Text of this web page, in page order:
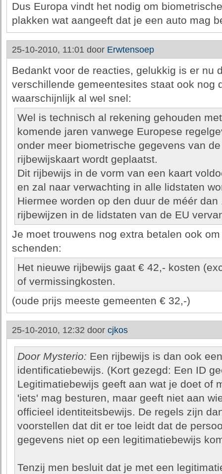
Dus Europa vindt het nodig om
plakken wat aangeeft dat je een auto mag
25-10-2010, 11:01 door Erwtensoep
Bedankt voor de reacties, gelukkig is er nu
verschillende gemeentesites staat ook nog
waarschijnlijk al wel snel:
Wel is technisch al rekening gehouden
komende jaren vanwege Europese
onder meer biometrische gegevens van
rijbewijskaart wordt geplaatst.
Dit rijbewijs in de vorm van een kaart
en zal naar verwachting in alle lidstaten
Hiermee worden op den duur de méér
rijbewijzen in de lidstaten van de EU
Je moet trouwens nog extra betalen ook
schenden:
Het nieuwe rijbewijs gaat € 42,- kosten
of vermissingkosten.
(oude prijs meeste gemeenten € 32,-)
25-10-2010, 12:32 door cjkos
Door Mysterio: Een rijbewijs is dan ook
identificatiebewijs. (Kort gezegd: Een ID
Legitimatiebewijs geeft aan wat je doet of
'iets' mag besturen, maar geeft niet aan
officieel identiteitsbewijs. De regels zijn
voorstellen dat dit er toe leidt dat de
gegevens niet op een legitimatiebewijs
Tenzij men besluit dat je met een